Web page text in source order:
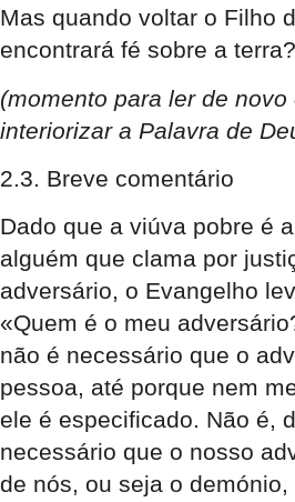
Mas quando voltar o Filho
encontrará fé sobre a terra?
(momento para ler de
interiorizar a Palavra de
2.3. Breve comentário
Dado que a viúva pobre é
alguém que clama por
adversário, o Evangelho
«Quem é o meu
não é necessário que o
pessoa, até porque nem
ele é especificado. Não é,
necessário que o nosso
de nós, ou seja o